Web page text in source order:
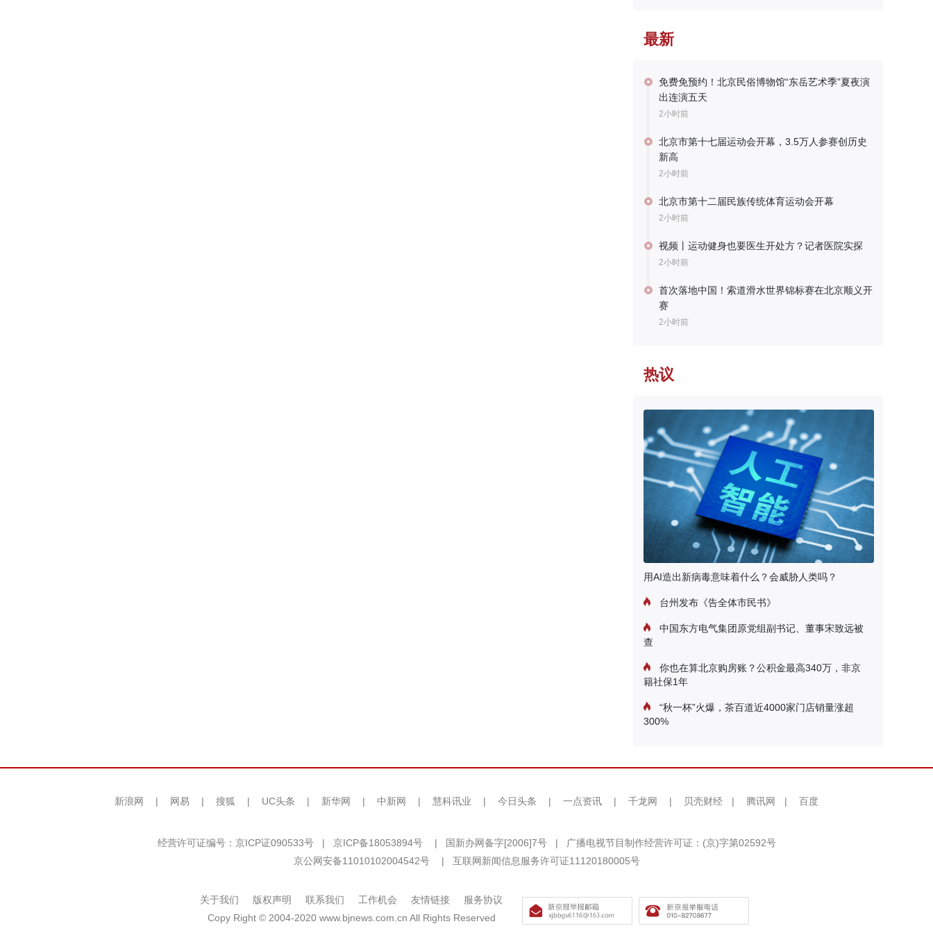
最新
免费免预约！北京民俗博物馆“东岳艺术季”夏夜演
出连演五天
2小时前
北京市第十七届运动会开幕，3.5万人参赛创历史
新高
2小时前
北京市第十二届民族传统体育运动会开幕
2小时前
视频丨运动健身也要医生开处方？记者医院实探
2小时前
首次落地中国！索道滑水世界锦标赛在北京顺义开
赛
2小时前
热议
用AI造出新病毒意味着什么？会威胁人类吗？
台州发布《告全体市民书》
中国东方电气集团原党组副书记、董事宋致远被
查
你也在算北京购房账？公积金最高340万，非京
籍社保1年
“秋一杯”火爆，茶百道近4000家门店销量涨超
300%
新浪网 | 网易 | 搜狐 | UC头条 | 新华网 | 中新网 | 慧科讯业 | 今日头条 | 一点资讯 | 千龙网 | 贝壳财经 | 腾讯网 | 百度
经营许可证编号：京ICP证090533号 | 京ICP备18053894号 | 国新办网备字[2006]7号 |
广播电视节目制作经营许可证：(京)字第02592号
京公网安备11010102004542号
| 互联网新闻信息服务许可证11120180005号
关于我们 版权声明 联系我们 工作机会 友情链接
服务协议
Copy Right © 2004-2020 www.bjnews.com.cn All Rights Reserved